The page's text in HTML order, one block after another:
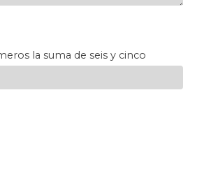
la suma de seis y cinco